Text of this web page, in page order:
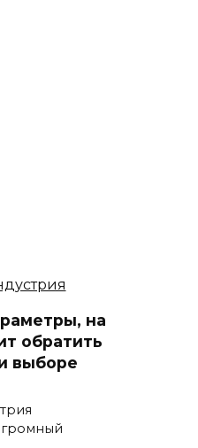
на
обратить
выборе